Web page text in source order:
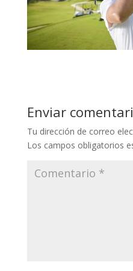
Enviar
Tu dirección de correo
Los campos obligatorios